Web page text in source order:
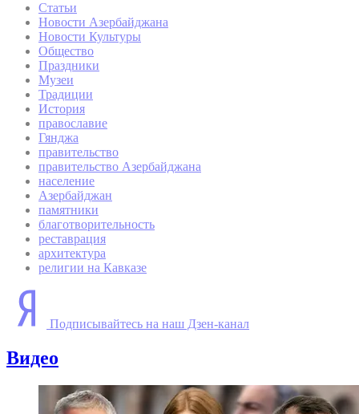
Статьи
Новости Азербайджана
Новости Культуры
Общество
Праздники
Музеи
Традиции
История
православие
Гянджа
правительство
правительство Азербайджана
население
Азербайджан
памятники
благотворительность
реставрация
архитектура
религии на Кавказе
Подписывайтесь на наш Дзен-канал
Видео